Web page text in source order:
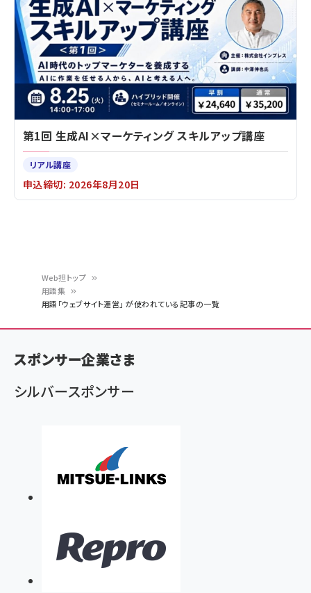
ン
く
ず
Web担トップ
用語集
用語「ウェブサイト運営」 が使われている記事の一覧
第1回 生成AI×マーケティング スキルアップ講座
リアル講座
申込締切: 2026年8月20日
スポンサー企業さま
シルバースポンサー